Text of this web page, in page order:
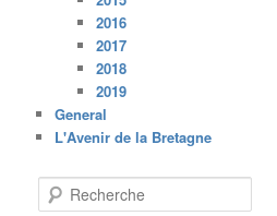
2016
2017
2018
2019
General
L'Avenir de la Bretagne
e